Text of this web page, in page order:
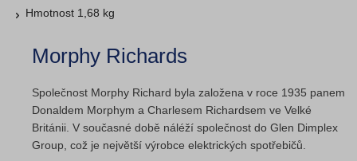
Hmotnost 1,68 kg
Morphy Richards
Společnost Morphy Richard byla založena v roce 1935 panem
Donaldem Morphym a Charlesem Richardsem ve Velké
Británii. V současné době náléží společnost do Glen Dimplex
Group, což je největší výrobce elektrických spotřebičů.